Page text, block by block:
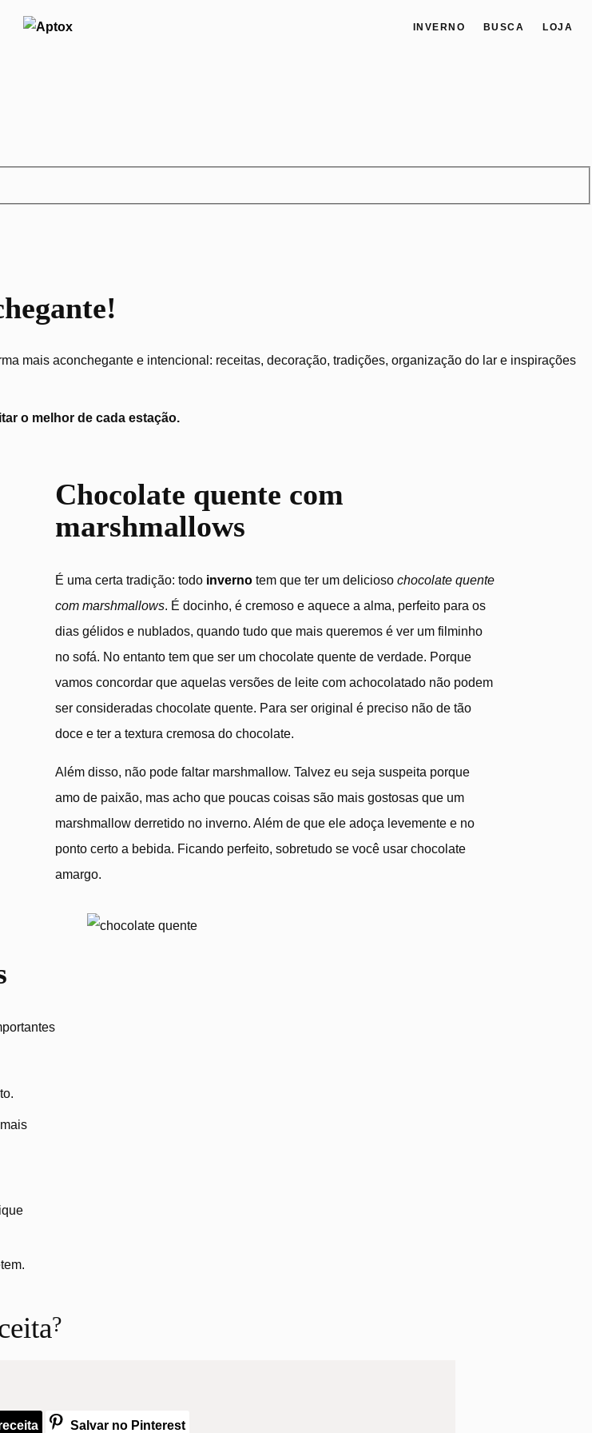
INVERNO BUSCA LOJA
mais aconchegante e intencional: receitas, decoração, tradições, organização do lar e inspirações
o melhor de cada estação.
Chocolate quente com
marshmallows
É uma certa tradição: todo inverno tem que ter um delicioso chocolate quente
com marshmallows. É docinho, é cremoso e aquece a alma, perfeito para os
dias gélidos e nublados, quando tudo que mais queremos é ver um filminho
no sofá. No entanto tem que ser um chocolate quente de verdade. Porque
vamos concordar que aquelas versões de leite com achocolatado não podem
ser consideradas chocolate quente. Para ser original é preciso não de tão
doce e ter a textura cremosa do chocolate.
Além disso, não pode faltar marshmallow. Talvez eu seja suspeita porque
amo de paixão, mas acho que poucas coisas são mais gostosas que um
marshmallow derretido no inverno. Além de que ele adoça levemente e no
ponto certo a bebida. Ficando perfeito, sobretudo se você usar chocolate
amargo.
?
Salvar no Pinterest